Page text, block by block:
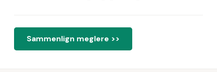
Sammenlign meglere >>